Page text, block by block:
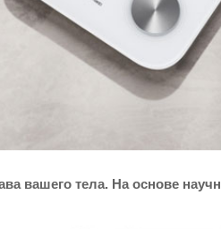
вашего тела. На основе